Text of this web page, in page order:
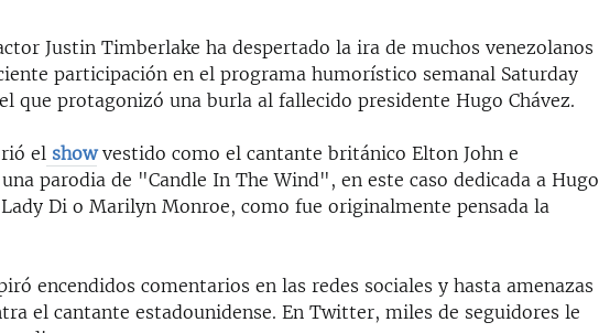
Justin Timberlake ha despertado la ira de muchos venezolanos
participación en el programa humorístico semanal Saturday
que protagonizó una burla al fallecido presidente Hugo Chávez.
el showvestido como el cantante británico Elton John e
parodia de "Candle In The Wind", en este caso dedicada a Hugo
Lady Di o Marilyn Monroe, como fue originalmente pensada la
encendidos comentarios en las redes sociales y hasta amenazas
el cantante estadounidense. En Twitter, miles de seguidores le